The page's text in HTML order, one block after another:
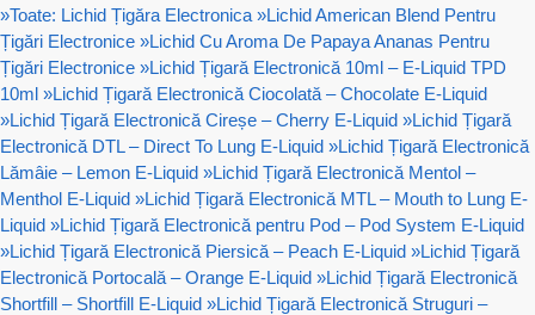
»Toate: Lichid Țigăra Electronica »Lichid American Blend Pentru
Țigări Electronice »Lichid Cu Aroma De Papaya Ananas Pentru
Țigări Electronice »Lichid Țigară Electronică 10ml – E-Liquid TPD
10ml »Lichid Țigară Electronică Ciocolată – Chocolate E-Liquid
»Lichid Țigară Electronică Cireșe – Cherry E-Liquid »Lichid Țigară
Electronică DTL – Direct To Lung E-Liquid »Lichid Țigară Electronică
Lămâie – Lemon E-Liquid »Lichid Țigară Electronică Mentol –
Menthol E-Liquid »Lichid Țigară Electronică MTL – Mouth to Lung E-
Liquid »Lichid Țigară Electronică pentru Pod – Pod System E-Liquid
»Lichid Țigară Electronică Piersică – Peach E-Liquid »Lichid Țigară
Electronică Portocală – Orange E-Liquid »Lichid Țigară Electronică
Shortfill – Shortfill E-Liquid »Lichid Țigară Electronică Struguri –